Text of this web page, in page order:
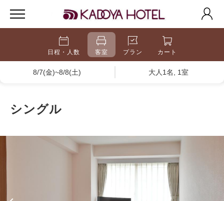
日程・人数 客室 プラン カート
8/7(金)~8/8(土) 大人1名, 1室
シングル